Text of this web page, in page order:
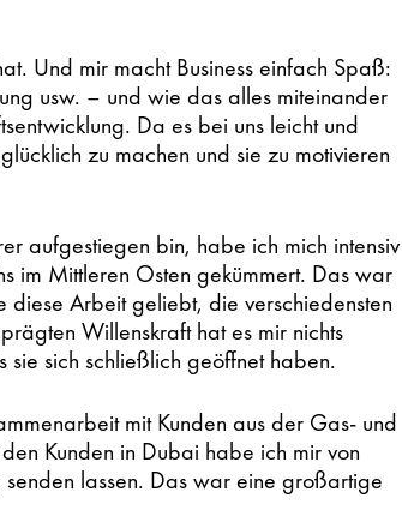
Und mir macht Business einfach Spaß:
usw. – und wie das alles miteinander
Da es bei uns leicht und
zu machen und sie zu motivieren
aufgestiegen bin, habe ich mich intensiv
im Mittleren Osten gekümmert. Das war
Arbeit geliebt, die verschiedensten
Willenskraft hat es mir nichts
sie sich schließlich geöffnet haben.
mit Kunden aus der Gas- und
Kunden in Dubai habe ich mir von
senden lassen. Das war eine großartige